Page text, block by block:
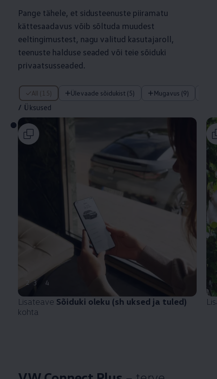
Pange tähele, et sidusteenuste piiramatu
kättesaadavus võib sõltuda muudest
eeltingimustest, nagu valitud kasutajaroll,
teenuste halduse seaded või teie sõiduki
privaatsusseaded.
All (15) Ülevaade sõidukist (5) Mugavus (9)
/ Üksused
/ Üksused
2 3 4
Lisateave Sõiduki oleku (sh uksed ja tuled)
kohta